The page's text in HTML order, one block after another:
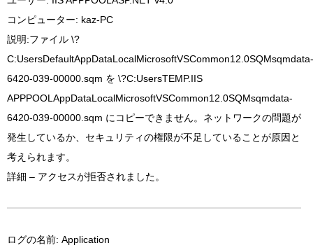
コンピューター: kaz-PC
説明:ファイル \?
C:UsersDefaultAppDataLocalMicrosoftVSCommon12.0SQMsqmdata-
6420-039-00000.sqm を \?C:UsersTEMP.IIS
APPPOOLAppDataLocalMicrosoftVSCommon12.0SQMsqmdata-
6420-039-00000.sqm にコピーできません。ネットワークの問題が
発生しているか、セキュリティの権限が不足していることが原因と
考えられます。
詳細 – アクセスが拒否されました。
ログの名前: Application